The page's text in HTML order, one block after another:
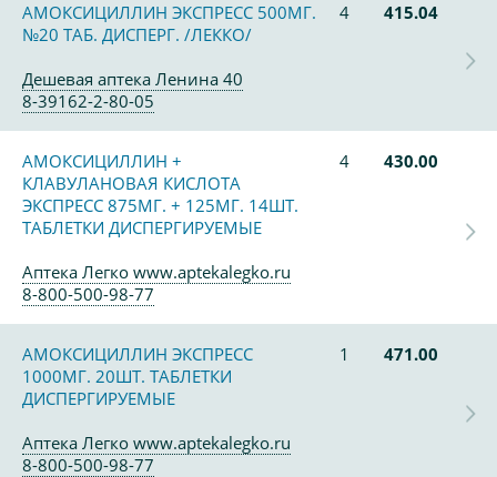
АМОКСИЦИЛЛИН ЭКСПРЕСС 500МГ.
№20 ТАБ. ДИСПЕРГ. /ЛЕККО/
4 415.04
Дешевая аптека Ленина 40
8-39162-2-80-05
АМОКСИЦИЛЛИН +
КЛАВУЛАНОВАЯ КИСЛОТА
ЭКСПРЕСС 875МГ. + 125МГ. 14ШТ.
ТАБЛЕТКИ ДИСПЕРГИРУЕМЫЕ
4 430.00
Аптека Легко www.aptekalegko.ru
8-800-500-98-77
АМОКСИЦИЛЛИН ЭКСПРЕСС
1000МГ. 20ШТ. ТАБЛЕТКИ
ДИСПЕРГИРУЕМЫЕ
1 471.00
Аптека Легко www.aptekalegko.ru
8-800-500-98-77